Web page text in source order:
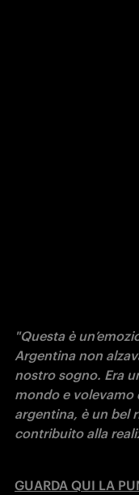
"Questa è
Argentina non
nostro sogno. Era
mondo e volevamo
argentina, è un bel
contribuito alla
GUARDA QUI LA